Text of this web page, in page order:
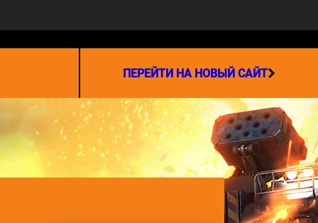
ПЕРЕЙТИ НА НОВЫЙ САЙТ